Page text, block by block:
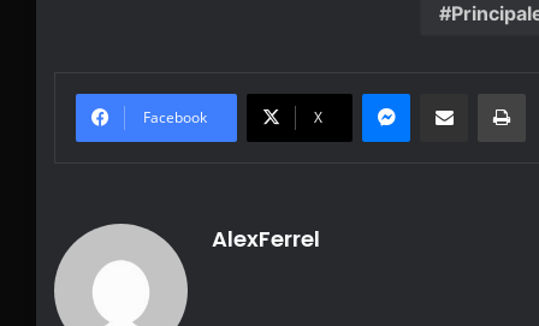
Facebook X
Messenger
Share via Email
AlexFerrel